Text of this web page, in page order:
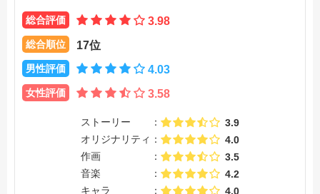
総合評価 3.98
総合順位 17位
男性評価 4.03
女性評価 3.58
ストーリー
3.9
オリジナリティ
4.0
作画
3.5
音楽
4.2
キャラ
4.0